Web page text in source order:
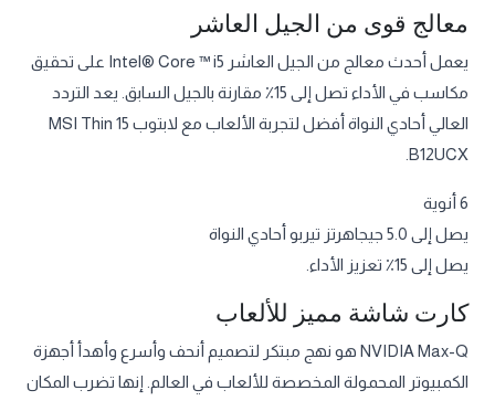
معالج قوى من الجيل العاشر
يعمل أحدث معالج من الجيل العاشر Intel® Core ™ i5 على تحقيق
مكاسب في الأداء تصل إلى 15٪ مقارنة بالجيل السابق. يعد التردد
العالي أحادي النواة أفضل لتجربة الألعاب مع لابتوب MSI Thin 15
B12UCX.
6 أنوية
يصل إلى 5.0 جيجاهرتز تيربو أحادي النواة
يصل إلى 15٪ تعزيز الأداء.
كارت شاشة مميز للألعاب
NVIDIA Max-Q هو نهج مبتكر لتصميم أنحف وأسرع وأهدأ أجهزة
الكمبيوتر المحمولة المخصصة للألعاب في العالم. إنها تضرب المكان